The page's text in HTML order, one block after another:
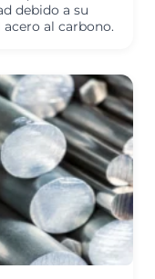
debido a su
al carbono.